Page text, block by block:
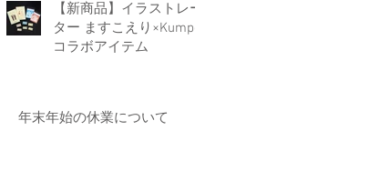
【新商品】イラストレー
ター ますこえり×Kumpel
コラボアイテム
年末年始の休業について